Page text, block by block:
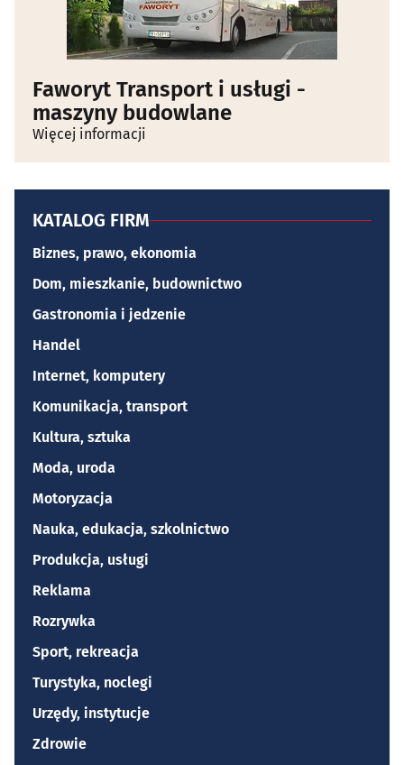
Faworyt Transport i usługi -
maszyny budowlane
Więcej informacji
KATALOG FIRM
Biznes, prawo, ekonomia
Dom, mieszkanie, budownictwo
Gastronomia i jedzenie
Handel
Internet, komputery
Komunikacja, transport
Kultura, sztuka
Moda, uroda
Motoryzacja
Nauka, edukacja, szkolnictwo
Produkcja, usługi
Reklama
Rozrywka
Sport, rekreacja
Turystyka, noclegi
Urzędy, instytucje
Zdrowie